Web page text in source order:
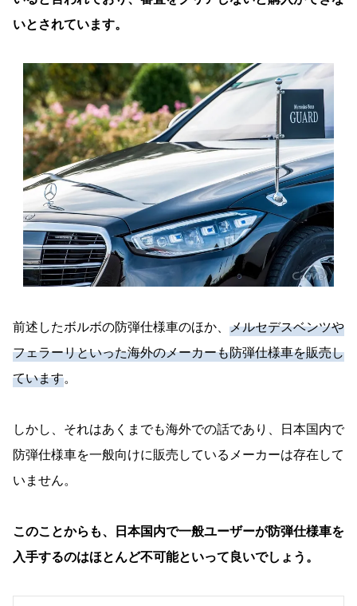
いとされています。
前述したボルボの防弾仕様車のほか、 メルセデスベンツや
フェラーリといった海外のメーカーも防弾仕様車を販売し
ています。
しかし、それはあくまでも海外での話であり、日本国内で
防弾仕様車を一般向けに販売しているメーカーは存在して
いません。
このことからも、日本国内で一般ユーザーが防弾仕様車を
入手するのはほとんど不可能といって良いでしょう。